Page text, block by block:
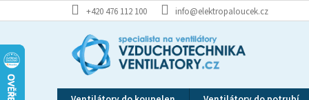
na
+420 476 112 100 info@elektropaloucek.cz